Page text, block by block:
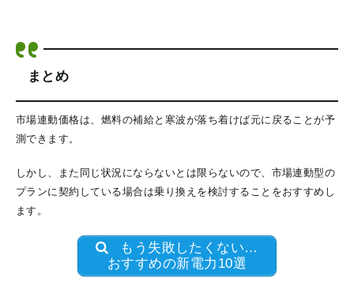
まとめ
市場連動価格は、燃料の補給と寒波が落ち着けば元に戻ることが予
測できます。
しかし、また同じ状況にならないとは限らないので、市場連動型の
プランに契約している場合は乗り換えを検討することをおすすめし
ます。
もう失敗したくない…
おすすめの新電力10選